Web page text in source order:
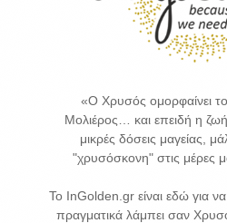
«Ο Χρυσός ομορφαίνει
Μολιέρος… και επειδή η ζωή
μικρές δόσεις μαγείας,
"χρυσόσκονη" στις μέρες
Το InGolden.gr είναι εδώ για
πραγματικά λάμπει σαν